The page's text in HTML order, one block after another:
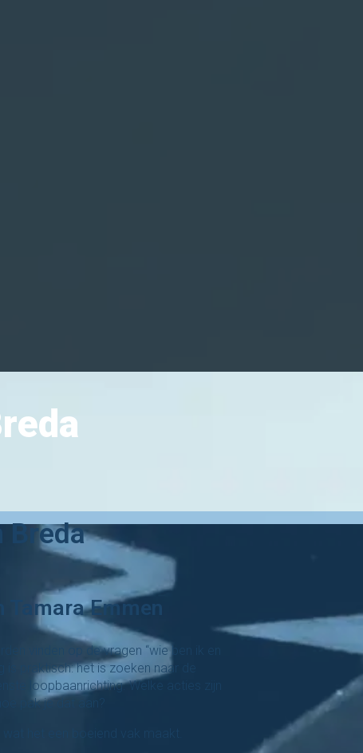
Breda
Tamara Emmen
vinden op de vragen “wie ben ik en
praktisch: het is zoeken naar de
loopbaanrichting. Welke acties zijn
pak je dat aan?
het een boeiend vak maakt.